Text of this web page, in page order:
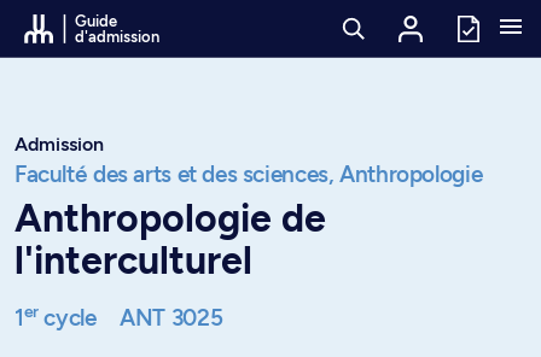
Passer au contenu
Guide
d'admission
Admission
Faculté des arts et des sciences, Anthropologie
Anthropologie de
l'interculturel
1ercycle ANT 3025